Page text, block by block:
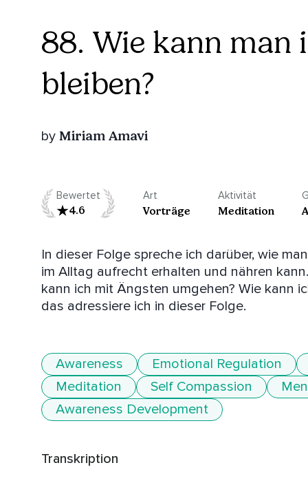
88. Wie kann
bleiben?
by Miriam Amavi
Bewertet
4.6
Art
Vorträge
Aktivität
Meditation
In dieser Folge spreche ich darüber, wie
im Alltag aufrecht erhalten und nähren
kann ich mit Ängsten umgehen? Wie kann
Awareness Emotional Regulation
Meditation
Self Compassion
Awareness Development
Transkription